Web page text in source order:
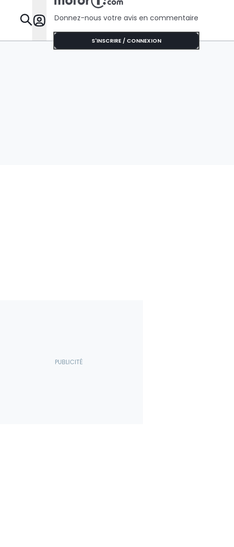
Donnez-nous votre avis en commentaire
S'INSCRIRE / CONNEXION